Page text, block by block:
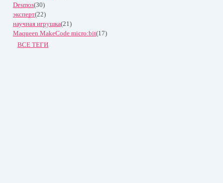
Desmos(30)
эксперт(22)
научная игрушка(21)
Maqueen MakeCode micro:bit(17)
ВСЕ ТЕГИ